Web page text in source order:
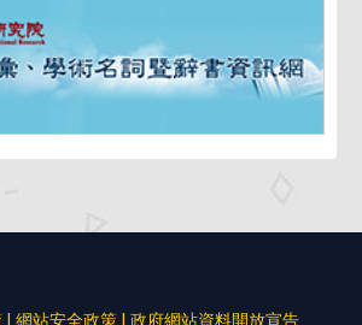
| 網站安全政策 | 政府網站資料開放宣告